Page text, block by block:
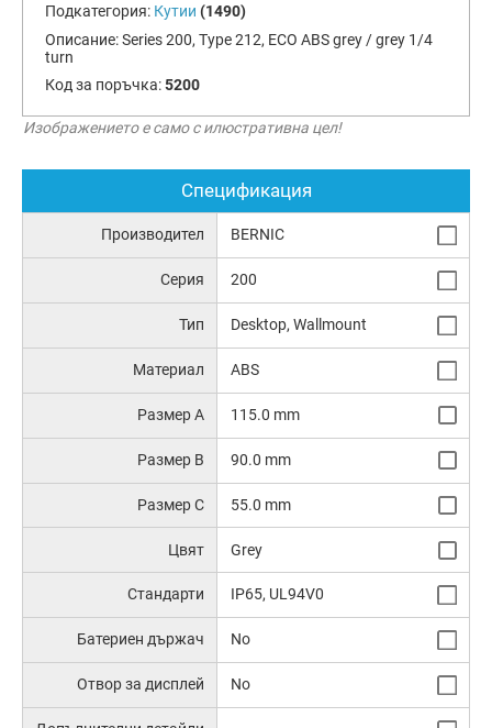
Подкатегория: Кутии (1490)
Описание:Series 200, Type 212, ECO ABS grey / grey 1/4
turn
Код за поръчка:5200
Изображението е само с илюстративна цел!
Спецификация
Производител BERNIC
Серия 200
Тип Desktop, Wallmount
Материал ABS
Размер A 115.0 mm
Размер B 90.0 mm
Размер C 55.0 mm
Цвят Grey
Стандарти IP65, UL94V0
Батериен държач No
Отвор за дисплей No